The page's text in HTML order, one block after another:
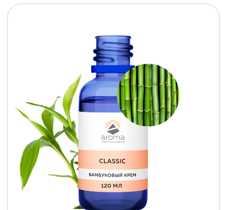
Часто задаваемые
вопросы